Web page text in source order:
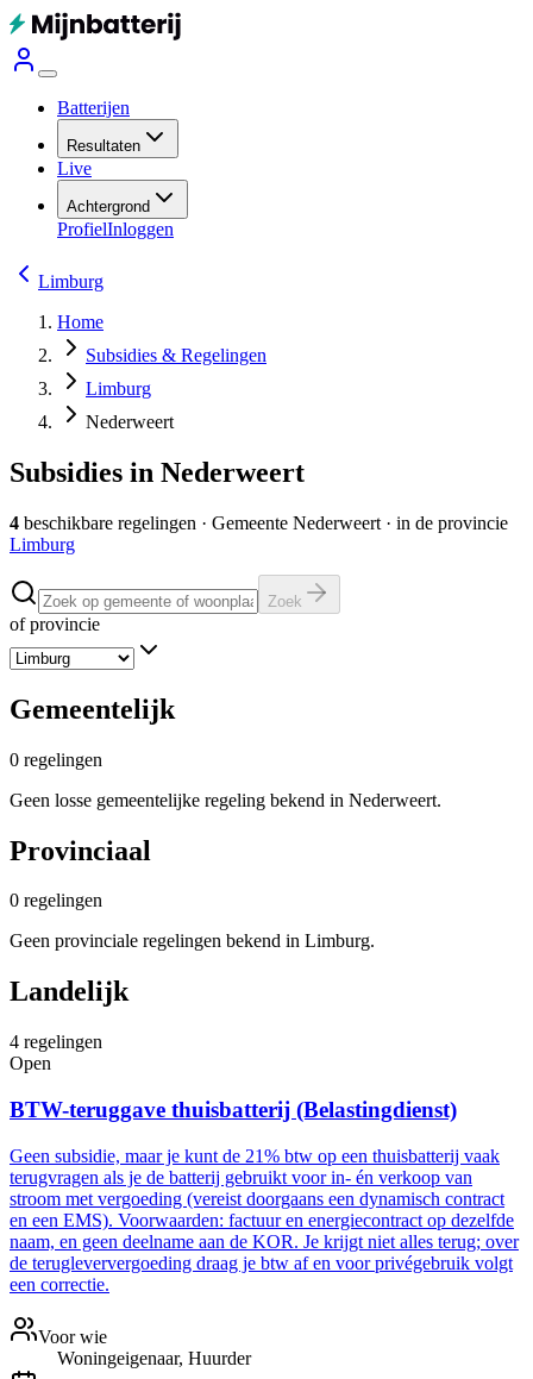
Batterijen
Resultaten
Live
Achtergrond
ProfielInloggen
Limburg
Home
Subsidies & Regelingen
Limburg
Nederweert
Subsidies in Nederweert
4 beschikbare regelingen · Gemeente Nederweert · in de provincie
Limburg
Zoek
of provincie
Gemeentelijk
0 regelingen
Geen losse gemeentelijke regeling bekend in Nederweert.
Provinciaal
0 regelingen
Geen provinciale regelingen bekend in Limburg.
Landelijk
4 regelingen
Open
BTW-teruggave thuisbatterij (Belastingdienst)
Geen subsidie, maar je kunt de 21% btw op een thuisbatterij vaak
terugvragen als je de batterij gebruikt voor in- én verkoop van
stroom met vergoeding (vereist doorgaans een dynamisch contract
en een EMS). Voorwaarden: factuur en energiecontract op dezelfde
naam, en geen deelname aan de KOR. Je krijgt niet alles terug; over
de terugleververgoeding draag je btw af en voor privégebruik volgt
een correctie.
Voor wie
Woningeigenaar, Huurder